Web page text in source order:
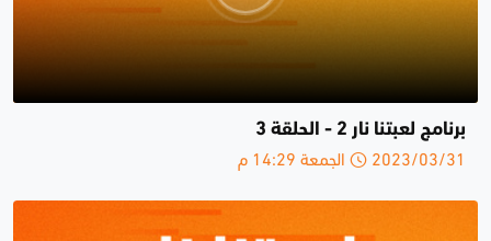
برنامج لعبتنا نار 2 - الحلقة 3
2023/03/31 الجمعة 14:29 م